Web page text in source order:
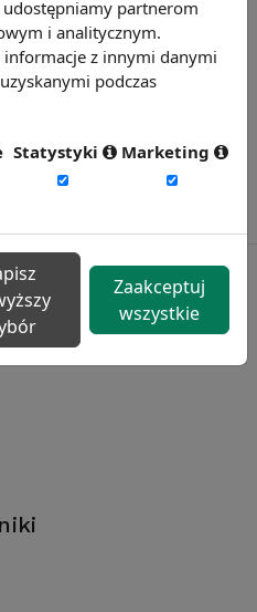
partnerom
i analitycznym.
informacje z innymi danymi
podczas
Statystyki Marketing
Zaakceptuj
wszystkie